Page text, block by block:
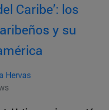
Caribe’: los
y su
Hervas